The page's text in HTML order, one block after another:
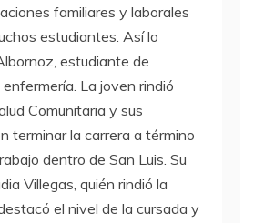
familiares y laborales
estudiantes. Así lo
estudiante de
La joven rindió
Comunitaria y sus
terminar la carrera a término
dentro de San Luis. Su
Villegas, quién rindió la
el nivel de la cursada y